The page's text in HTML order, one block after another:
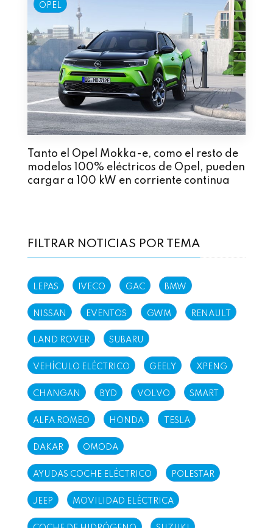
OPEL
Tanto el Opel Mokka-e, como el resto de
modelos 100% eléctricos de Opel, pueden
cargar a 100 kW en corriente continua
FILTRAR NOTICIAS POR TEMA
LEPAS IVECO GAC BMW
NISSAN EVENTOS GWM RENAULT
LAND ROVER SUBARU
VEHÍCULO ELÉCTRICO GEELY XPENG
CHANGAN BYD VOLVO SMART
ALFA ROMEO HONDA TESLA
DAKAR OMODA
AYUDAS COCHE ELÉCTRICO POLESTAR
JEEP MOVILIDAD ELÉCTRICA